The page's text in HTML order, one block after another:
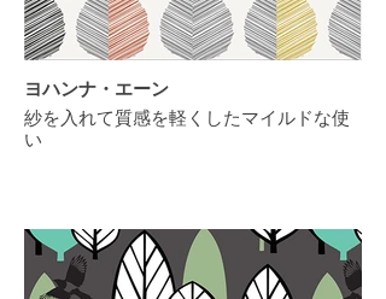
ヨハンナ・エーン
紗を入れて質感を軽くしたマイルドな使
い